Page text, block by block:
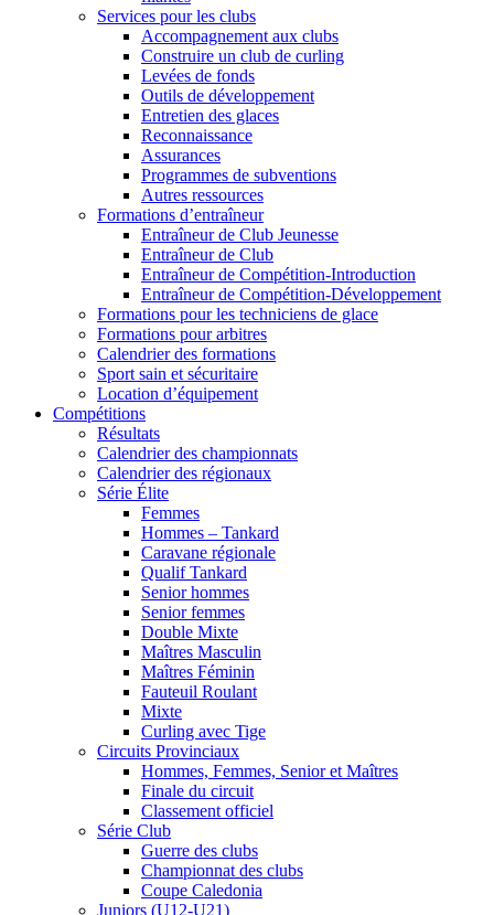
Services pour les clubs
Accompagnement aux clubs
Construire un club de curling
Levées de fonds
Outils de développement
Entretien des glaces
Reconnaissance
Assurances
Programmes de subventions
Autres ressources
Formations d’entraîneur
Entraîneur de Club Jeunesse
Entraîneur de Club
Entraîneur de Compétition-Introduction
Entraîneur de Compétition-Développement
Formations pour les techniciens de glace
Formations pour arbitres
Calendrier des formations
Sport sain et sécuritaire
Location d’équipement
Compétitions
Résultats
Calendrier des championnats
Calendrier des régionaux
Série Élite
Femmes
Hommes – Tankard
Caravane régionale
Qualif Tankard
Senior hommes
Senior femmes
Double Mixte
Maîtres Masculin
Maîtres Féminin
Fauteuil Roulant
Mixte
Curling avec Tige
Circuits Provinciaux
Hommes, Femmes, Senior et Maîtres
Finale du circuit
Classement officiel
Série Club
Guerre des clubs
Championnat des clubs
Coupe Caledonia
Juniors (U12-U21)